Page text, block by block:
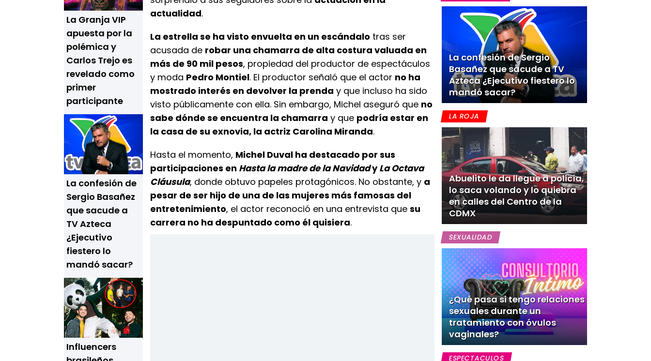
La Granja VIP
apuesta por la
polémica y
Carlos Trejo es
revelado como
primer
participante
La confesión de
Sergio Basañez
que sacude a
TV Azteca
¿Ejecutivo
fiestero lo
mandó sacar?
Influencers
actualidad.
La estrella se ha visto envuelta en un escándalo tras ser
acusada de robar una chamarra de alta costura valuada en
más de 90 mil pesos, propiedad del productor de espectáculos
y moda Pedro Montiel. El productor señaló que el actor no ha
mostrado interés en devolver la prenda y que incluso ha sido
visto públicamente con ella. Sin embargo, Michel aseguró que no
sabe dónde se encuentra la chamarra y que podría estar en
la casa de su exnovia, la actriz Carolina Miranda.
Hasta el momento, Michel Duval ha destacado por sus
participaciones en Hasta la madre de la NavidadyLa Octava
Cláusula, donde obtuvo papeles protagónicos. No obstante, y a
pesar de ser hijo de una de las mujeres más famosas del
entretenimiento, el actor reconoció en una entrevista que su
carrera no ha despuntado como él quisiera.
La confesión de Sergio
Basañez que sacude a TV
Azteca ¿Ejecutivo fiestero lo
mandó sacar?
LA ROJA
Abuelito le da llegue a policía,
lo saca volando y lo quiebra
en calles del Centro de la
CDMX
SEXUALIDAD
¿Qué pasa si tengo relaciones
sexuales durante un
tratamiento con óvulos
vaginales?
ESPECTACULOS